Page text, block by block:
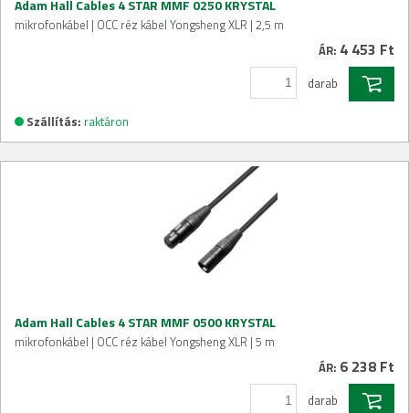
Adam Hall Cables 4 STAR MMF 0250 KRYSTAL
mikrofonkábel | OCC réz kábel Yongsheng XLR | 2,5 m
ÁR: 4 453 Ft
darab
Szállítás: raktáron
Adam Hall Cables 4 STAR MMF 0500 KRYSTAL
mikrofonkábel | OCC réz kábel Yongsheng XLR | 5 m
ÁR: 6 238 Ft
darab